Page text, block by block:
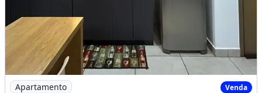
Imagem: Ceilândia Norte Qnn 11 Residencial Douro
Apartamento Venda